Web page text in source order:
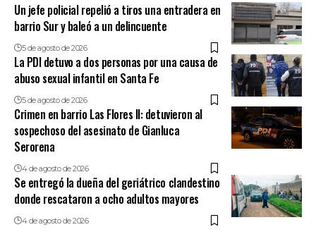
Un jefe policial repelió a tiros una entradera en
barrio Sur y baleó a un delincuente
5 de agosto de 2026
La PDI detuvo a dos personas por una causa de
abuso sexual infantil en Santa Fe
5 de agosto de 2026
Crimen en barrio Las Flores II: detuvieron al
sospechoso del asesinato de Gianluca
Serorena
4 de agosto de 2026
Se entregó la dueña del geriátrico clandestino
donde rescataron a ocho adultos mayores
4 de agosto de 2026